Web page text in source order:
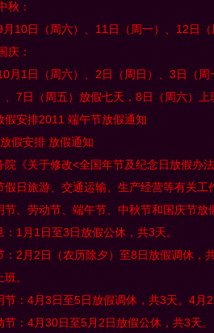
秋：
月10日（周六）、11日（周一）、12日
庆：
月1日（周六）、2日（周日）、3日（
、7日（周五）放假七天，8日（周六）上
假安排2011 端午节放假通知
假安排 放假通知
院《关于修改<全国年节及纪念日放假办
假日旅游、交通运输、生产经营等有关
节、劳动节、端午节、中秋节和国庆节放
：1月1日至3日放假公休，共3天。
：2月2日（农历除夕）至8日放假调休，
。
节：4月3日至5日放假调休，共3天。4月2
节：4月30日至5月2日放假公休，共3天。